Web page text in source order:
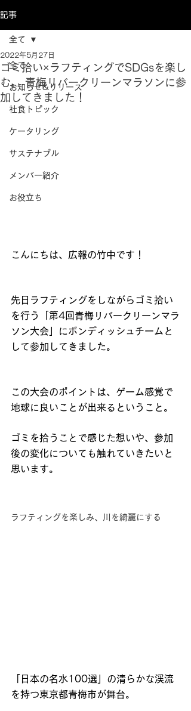
記事
全て
お知らせ&リリース
社食トピック
ケータリング
サステナブル
メンバー紹介
お役立ち
全て
ゴミ拾い×ラフティングでSDGsを楽し
む。 青梅リバークリーンマラソンに参
加してきました！
2022年5月27日
こんにちは、広報の竹中です！
先日ラフティングをしながらゴミ拾い
を行う「第4回青梅リバークリーンマラ
ソン大会」にボンディッシュチームと
して参加してきました。
この大会のポイントは、ゲーム感覚で
地球に良いことが出来るということ。
ゴミを拾うことで感じた想いや、参加
後の変化についても触れていきたいと
思います。
ラフティングを楽しみ、川を綺麗にする
「日本の名水100選」の清らかな渓流
を持つ東京都青梅市が舞台。